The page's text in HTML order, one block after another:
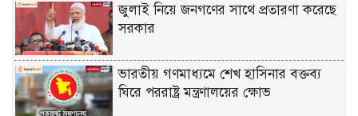
জুলাই নিয়ে জনগণের সাথে প্রতারণা করেছে
সরকার
ভারতীয় গণমাধ্যমে শেখ হাসিনার বক্তব্য
ঘিরে পররাষ্ট্র মন্ত্রণালয়ের ক্ষোভ